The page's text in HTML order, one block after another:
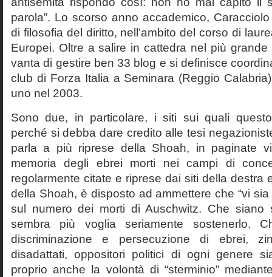
parola”. Lo scorso anno accademico,
di filosofia del diritto, nell’ambito del corso di
Europei. Oltre a salire in cattedra nel più grande
vanta di gestire ben 33 blog e si definisce
club di Forza Italia a Seminara (Reggio
uno nel 2003.
Sono due, in particolare, i siti sui quali
perché si debba dare credito alle tesi
parla a più riprese della Shoah, in paginate
memoria degli ebrei morti nei campi di
regolarmente citate e riprese dai siti della destra
della Shoah, è disposto ad ammettere che “vi
sul numero dei morti di Auschwitz. Che siano
sembra più voglia seriamente sostenerlo.
discriminazione e persecuzione di ebrei,
disadattati, oppositori politici di ogni genere
proprio anche la volontà di “sterminio”